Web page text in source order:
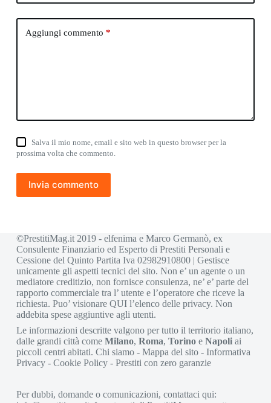
Aggiungi commento *
Salva il mio nome, email e sito web in questo browser per la
prossima volta che commento.
Invia commento
©PrestitiMag.it 2019 - elfenima e Marco Germanò, ex
Consulente Finanziario ed Esperto di Prestiti Personali e
Cessione del Quinto Partita Iva 02982910800 | Gestisce
unicamente gli aspetti tecnici del sito. Non e’ un agente o un
mediatore creditizio, non fornisce consulenza, ne’ e’ parte del
rapporto commerciale tra l’ utente e l’operatore che riceve la
richiesta. Puo’ visionare QUIl’elenco delle privacy. Non
addebita spese aggiuntive agli utenti.
Le informazioni descritte valgono per tutto il territorio italiano,
dalle grandi città come Milano, Roma, Torinoe Napoliai
piccoli centri abitati. Chi siamo- Mappa del sito- Informativa
Privacy- Cookie Policy- Prestiti con zero garanzie
Per dubbi, domande o comunicazioni, contattaci qui: